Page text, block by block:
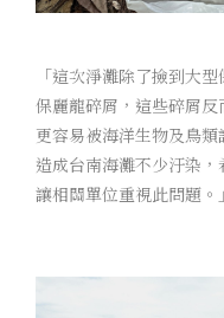
「這次淨灘除了撿到大
保麗龍碎屑，這些碎屑
更容易被海洋生物及鳥
造成台南海灘不少汙染
讓相關單位重視此問題。」